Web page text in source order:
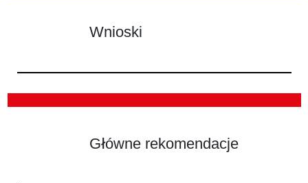
Wnioski
Główne rekomendacje